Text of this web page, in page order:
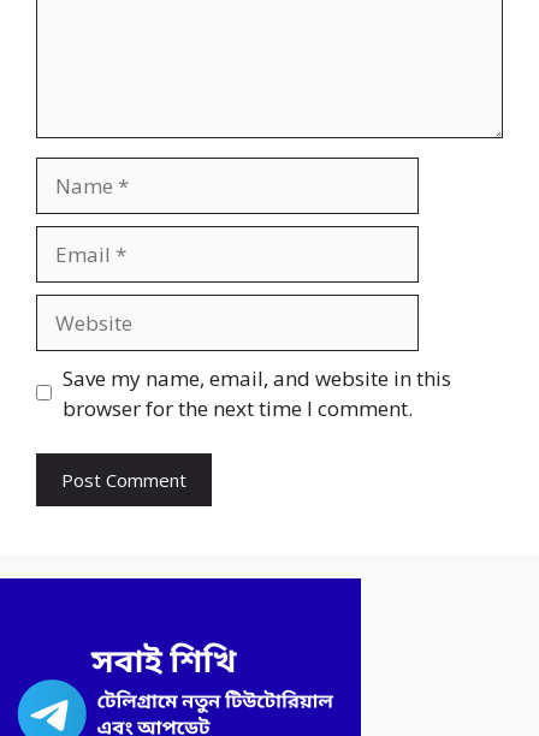
Save my name, email, and website in this
browser for the next time I comment.